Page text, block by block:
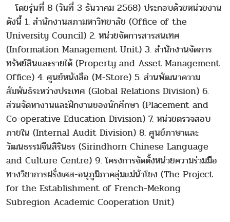
โดยรุ่นที่ 8 (วันที่ 3 ธันวาคม 2568) ประกอบด้วยหน่วยงาน
ดังนี้ 1. สำนักงานสภามหาวิทยาลัย (Office of the
University Council) 2. หน่วยจัดการสารสนเทศ
(Information Management Unit) 3. สำนักงานจัดการ
ทรัพย์สินและรายได้ (Property and Asset Management
Office) 4. ศูนย์หนังสือ (M-Store) 5. ส่วนพัฒนาความ
สัมพันธ์ระหว่างประเทศ (Global Relations Division) 6.
ส่วนจัดหางานและฝึกงานของนักศึกษา (Placement and
Co-operative Education Division) 7. หน่วยตรวจสอบ
ภายใน (Internal Audit Division) 8. ศูนย์ภาษาและ
วัฒนธรรมจีนสิรินธร (Sirindhorn Chinese Language
and Culture Centre) 9. โครงการจัดตั้งหน่วยความร่วมมือ
ทางวิชาการฝรั่งเศส-อนุภูมิภาคลุ่มแม่น้าโขง (The Project
for the Establishment of French-Mekong
Subregion Academic Cooperation Unit)